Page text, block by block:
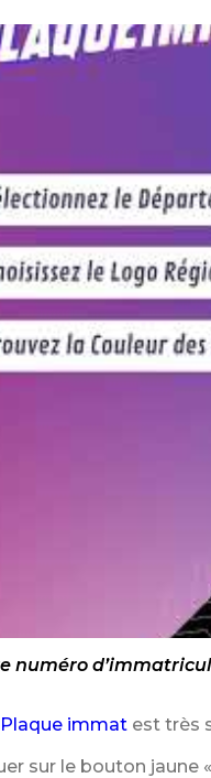
numéro
Plaque immatest très
sur le bouton jaune